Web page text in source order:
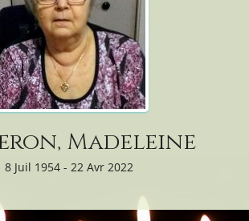
Madeleine
8 Juil 1954 - 22 Avr 2022